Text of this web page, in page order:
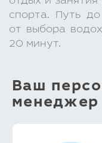
спорта. Путь
от выбора
20 минут.
Ваш
менеджер